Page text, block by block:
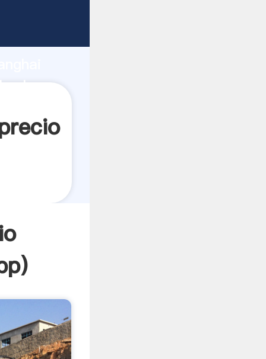
valor y
)